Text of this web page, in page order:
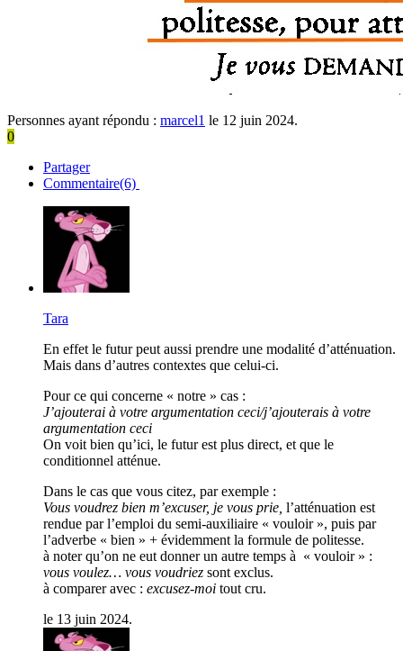
Personnes ayant répondu : marcel1 le 12 juin 2024.
0
Partager
Commentaire(6)
Tara
En effet le futur peut aussi prendre une modalité d’atténuation.
Mais dans d’autres contextes que celui-ci.
Pour ce qui concerne « notre » cas :
J’ajouterai à votre argumentation ceci/j’ajouterais à votre
argumentation ceci
On voit bien qu’ici, le futur est plus direct, et que le
conditionnel atténue.
Dans le cas que vous citez, par exemple :
Vous voudrez bien m’excuser, je vous prie, l’atténuation est
rendue par l’emploi du semi-auxiliaire « vouloir », puis par
l’adverbe « bien » + évidemment la formule de politesse.
à noter qu’on ne eut donner un autre temps à « vouloir » :
vous voulez… vous voudriez sont exclus.
à comparer avec : excusez-moi tout cru.
le 13 juin 2024.